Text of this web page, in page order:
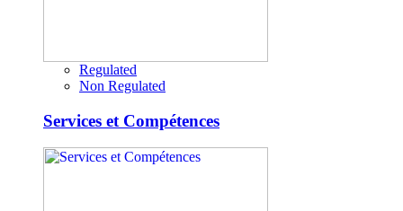
Regulated
Non Regulated
Services et Compétences